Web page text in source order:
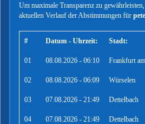
Um maximale Transparenz zu
aktuellen Verlauf der Abstimmungen für
# Datum - Uhrzeit: Stadt:
01 08.08.2026 - 06:10 Frankfurt
02 08.08.2026 - 06:09 Würselen
03 07.08.2026 - 21:49 Dettelbach
04 07.08.2026 - 21:49 Dettelbach